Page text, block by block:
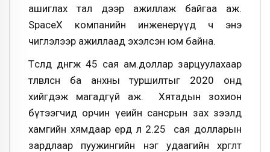
ашиглах тал дээр ажиллаж байгаа аж.
SpaceX компанийн инженерүүд ч энэ
чиглэлээр ажиллаад эхэлсэн юм байна.
Төсөлд дөнгөж 45 сая ам.доллар зарцуулахаар
төлөвлөсөн ба анхны туршилтыг 2020 онд
хийгдэж магадгүй аж. Хятадын зохион
бүтээгчид орчин үеийн сансрын зах зээлд
хамгийн хямдаар ердөө л 2.25 сая долларын
зардлаар пуужингийн нэг удаагийн хөөргөлт